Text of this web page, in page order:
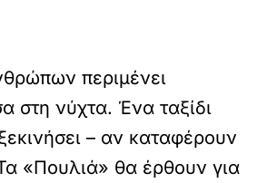
περιμένει
στη νύχτα. Ένα ταξίδι
– αν καταφέρουν
«Πουλιά» θα έρθουν για